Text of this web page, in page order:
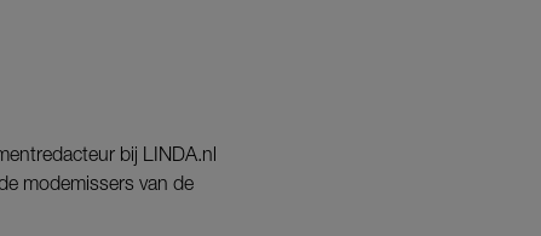
bij LINDA.nl
modemissers van de